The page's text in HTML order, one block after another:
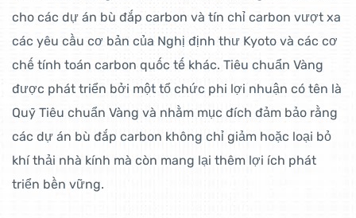
cho các dự án bù đắp carbon và tín chỉ carbon vượt xa
các yêu cầu cơ bản của Nghị định thư Kyoto và các cơ
chế tính toán carbon quốc tế khác. Tiêu chuẩn Vàng
được phát triển bởi một tổ chức phi lợi nhuận có tên là
Quỹ Tiêu chuẩn Vàng và nhằm mục đích đảm bảo rằng
các dự án bù đắp carbon không chỉ giảm hoặc loại bỏ
khí thải nhà kính mà còn mang lại thêm lợi ích phát
triển bền vững.